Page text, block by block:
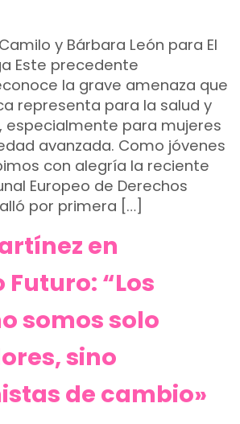
y Bárbara León para El
Este precedente
la grave amenaza que
representa para la salud y
especialmente para mujeres
avanzada. Como jóvenes
con alegría la reciente
Europeo de Derechos
por primera […]
en
“Los
somos solo
sino
de cambio»